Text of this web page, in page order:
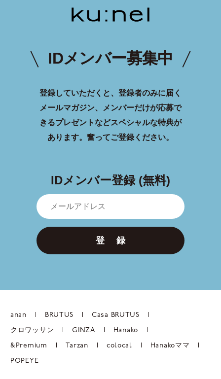
IDメンバー募集中
登録していただくと、登録者のみに届く
メールマガジン、メンバーだけが応募で
きるプレゼントなどスペシャルな特典が
あります。 奮ってご登録ください。
IDメンバー登録 (無料)
登 録
anan BRUTUS Casa BRUTUS
クロワッサン GINZA Hanako
&Premium Tarzan colocal Hanakoママ
POPEYE